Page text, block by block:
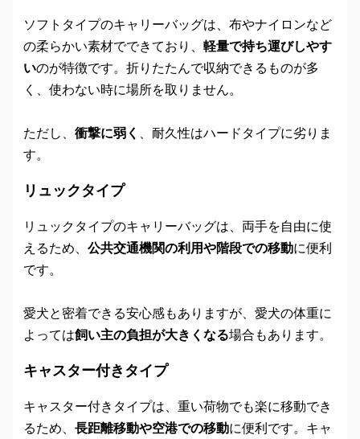
ソフトタイプのキャリーバッグは、布やナイロンなど
の柔らかい素材でできており、 軽量で持ち運びしやす
いのが特徴です。折りたたんで収納できるものが多
く、使わない時に場所を取りません。
ただし、 衝撃に弱く 、耐久性はハードタイプに劣りま
す。
リュックタイプ
リュックタイプのキャリーバッグは、両手を自由に使
えるため、 公共交通機関の利用や階段での移動に便利
です。
愛犬と密着できる安心感もありますが、愛犬の体重に
よっては飼い主の負担が大きくなる場合もあります。
キャスター付きタイプ
キャスター付きタイプは、重い荷物でも楽に移動でき
るため、 長距離移動や空港での移動に便利です。キャ